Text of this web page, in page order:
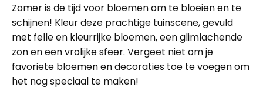
Zomer is de tijd voor bloemen om te bloeien en te
schijnen! Kleur deze prachtige tuinscene, gevuld
met felle en kleurrijke bloemen, een glimlachende
zon en een vrolijke sfeer. Vergeet niet om je
favoriete bloemen en decoraties toe te voegen om
het nog speciaal te maken!